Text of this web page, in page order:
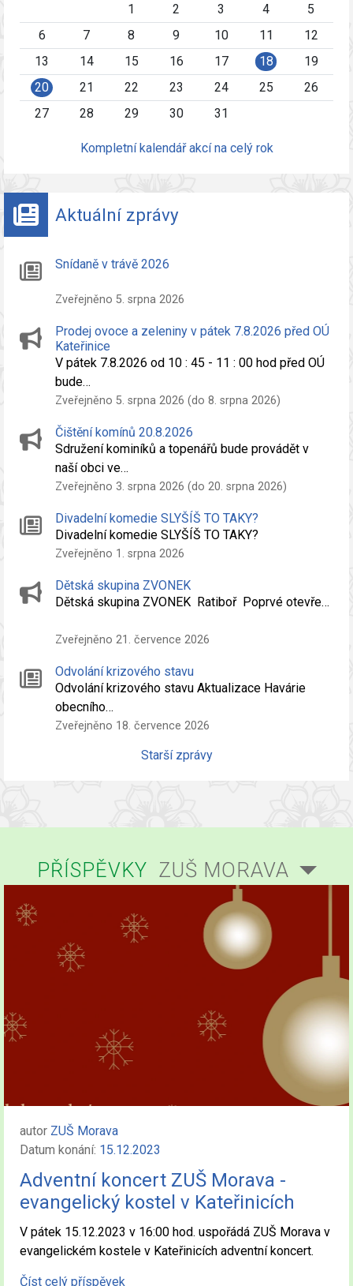
1
2 3 4
5
6
7 8 9 10 11
12
13
14 15 16 17 18
19
20
21 22 23 24 25
26
27
28 29 30 31
Kompletní kalendář akcí na celý rok
Aktuální zprávy
Snídaně v trávě 2026
Zveřejněno 5. srpna 2026
Prodej ovoce a zeleniny v pátek 7.8.2026 před OÚ
Kateřinice
V pátek 7.8.2026 od 10 : 45 - 11 : 00 hod před OÚ
bude…
Zveřejněno 5. srpna 2026 (do 8. srpna 2026)
Čištění komínů 20.8.2026
Sdružení kominíků a topenářů bude provádět v
naší obci ve…
Zveřejněno 3. srpna 2026 (do 20. srpna 2026)
Divadelní komedie SLYŠÍŠ TO TAKY?
Divadelní komedie SLYŠÍŠ TO TAKY?
Zveřejněno 1. srpna 2026
Dětská skupina ZVONEK
Dětská skupina ZVONEK Ratiboř Poprvé otevře…
Zveřejněno 21. července 2026
Odvolání krizového stavu
Odvolání krizového stavu Aktualizace Havárie
obecního…
Zveřejněno 18. července 2026
Starší zprávy
PŘÍSPĚVKY ZUŠ MORAVA
autor ZUŠ Morava
Datum konání: 15.12.2023
Adventní koncert ZUŠ Morava -
evangelický kostel v Kateřinicích
V pátek 15.12.2023 v 16:00 hod. uspořádá ZUŠ Morava v
evangelickém kostele v Kateřinicích adventní koncert.
Číst celý příspěvek